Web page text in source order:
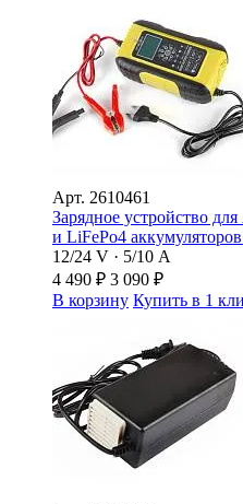
Арт. 2610461
Зарядное устройство
и LiFePo4
12/24 V · 5/10 А
4 490 ₽ 3 090 ₽
В корзину Купить в 1